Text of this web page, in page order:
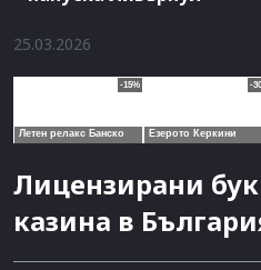
25.03.2026
Лицензирани
казина в